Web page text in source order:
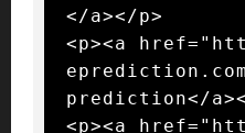
</a></p>
<p><a
prediction</
<p><a